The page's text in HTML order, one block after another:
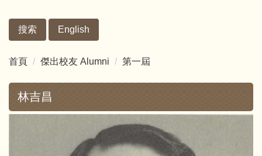
搜索 English
首頁 傑出校友 Alumni 第一屆
林吉昌